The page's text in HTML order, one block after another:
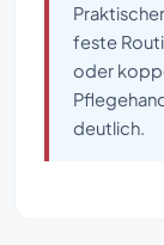
feste
oder
deutlich.